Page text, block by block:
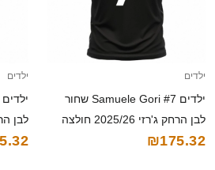
ילדים
ילדים Samuele Gori #7 שחור
לבן הרחק ג'רזי 2025/26 חולצה
קצרה
₪175.32
ילדים
קצרה